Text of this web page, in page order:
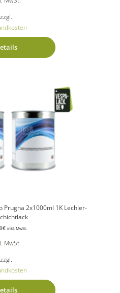
zzgl.
Prugna 2x1000ml 1K Lechler-
€ inkl. MwSt.
MwSt.
zzgl.